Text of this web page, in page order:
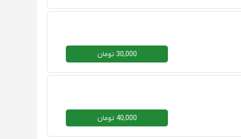
30,000 تومان
40,000 تومان